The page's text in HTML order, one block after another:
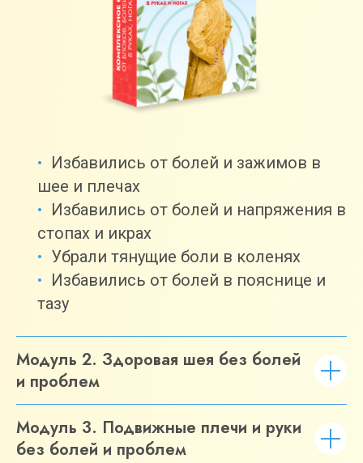
Избавились от болей и зажимов в
шее и плечах
Избавились от болей и напряжения в
стопах и икрах
Убрали тянущие боли в коленях
Избавились от болей в пояснице и
тазу
Модуль 2. Здоровая шея без болей
и проблем
Модуль 3. Подвижные плечи и руки
без болей и проблем